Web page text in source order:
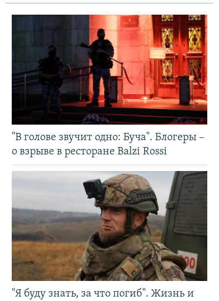
"В голове звучит одно: Буча". Блогеры –
о взрыве в ресторане Balzi Rossi
"Я буду знать, за что погиб". Жизнь и